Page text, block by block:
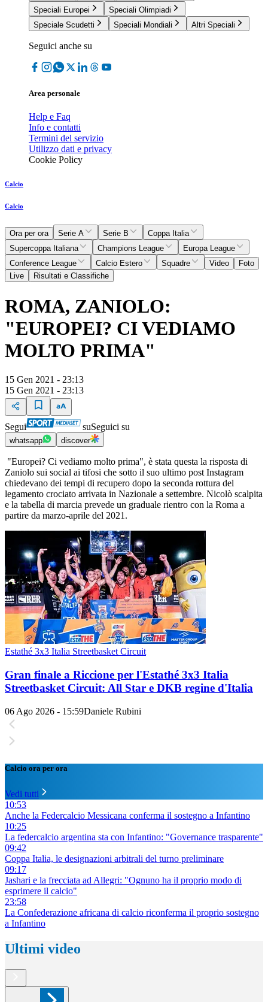
Speciali Europei
Speciali Olimpiadi
Speciale Scudetti
Speciali Mondiali Altri Speciali
Seguici anche su
Area personale
Help e Faq
Info e contatti
Termini del servizio
Utilizzo dati e privacy
Cookie Policy
Calcio
Calcio
Ora per ora Serie A Serie B
Coppa Italia
Supercoppa Italiana
Champions League
Europa League
Conference League
Calcio Estero Squadre Video
Foto
Live
Risultati e Classifiche
ROMA, ZANIOLO:
"EUROPEI? CI VEDIAMO
MOLTO PRIMA"
15 Gen 2021 - 23:13
15 Gen 2021 - 23:13
Segui suSeguici su
whatsapp discover
"Europei? Ci vediamo molto prima", è stata questa la risposta di
Zaniolo sui social ai tifosi che sotto il suo ultimo post Instagram
chiedevano dei tempi di recupero dopo la seconda rottura del
legamento crociato arrivata in Nazionale a settembre. Nicolò scalpita
e la tabella di marcia prevede un graduale rientro con la Roma a
partire da marzo-aprile del 2021.
Estathé 3x3 Italia Streetbasket Circuit
Gran finale a Riccione per l'Estathé 3x3 Italia
Streetbasket Circuit: All Star e DKB regine d'Italia
06 Ago 2026 - 15:59Daniele Rubini
Calcio ora per ora
Vedi tutti
10:53
Anche la Federcalcio Messicana conferma il sostegno a Infantino
10:25
La federcalcio argentina sta con Infantino: "Governance trasparente"
09:42
Coppa Italia, le designazioni arbitrali del turno preliminare
09:17
Jashari e la frecciata ad Allegri: "Ognuno ha il proprio modo di
esprimere il calcio"
23:58
La Confederazione africana di calcio riconferma il proprio sostegno
a Infantino
Ultimi video